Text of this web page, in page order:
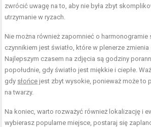
zwrócić uwagę na to, aby nie była zbyt
utrzymanie w ryzach.
Nie można również zapomnieć o harmonogramie
czynnikiem jest światło, które w plenerze zmienia
Najlepszym czasem na zdjęcia są godziny
popołudnie, gdy światło jest miękkie i ciepłe.
gdy słońce jest zbyt wysokie, ponieważ może to
na twarzy.
Na koniec, warto rozważyć również lokalizację i
wybierasz popularne miejsce, postaraj się